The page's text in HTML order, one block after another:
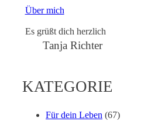
Über mich
Es grüßt dich herzlich
Tanja Richter
KATEGORIE
Für dein Leben (67)